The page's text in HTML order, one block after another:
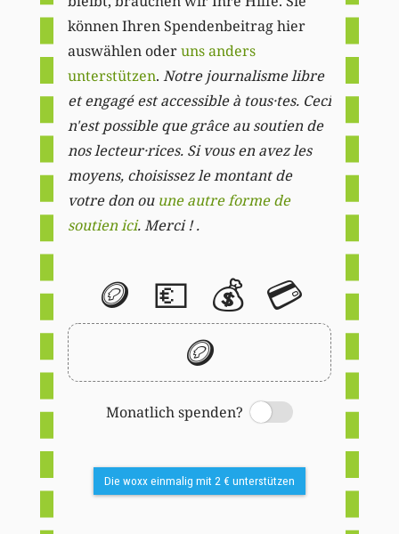
können Ihren Spendenbeitrag hier
auswählen oderuns anders
unterstützen. Notre journalisme libre
et engagé est accessible à tous·tes. Ceci
n'est possible que grâce au soutien de
nos lecteur·rices. Si vous en avez les
moyens, choisissez le montant de
votre don ou une autre forme de
soutien ici. Merci ! .
🪙 💶 💰 💳
🪙
Monatlich spenden?
Switch
Die woxx einmalig mit 2 € unterstützen